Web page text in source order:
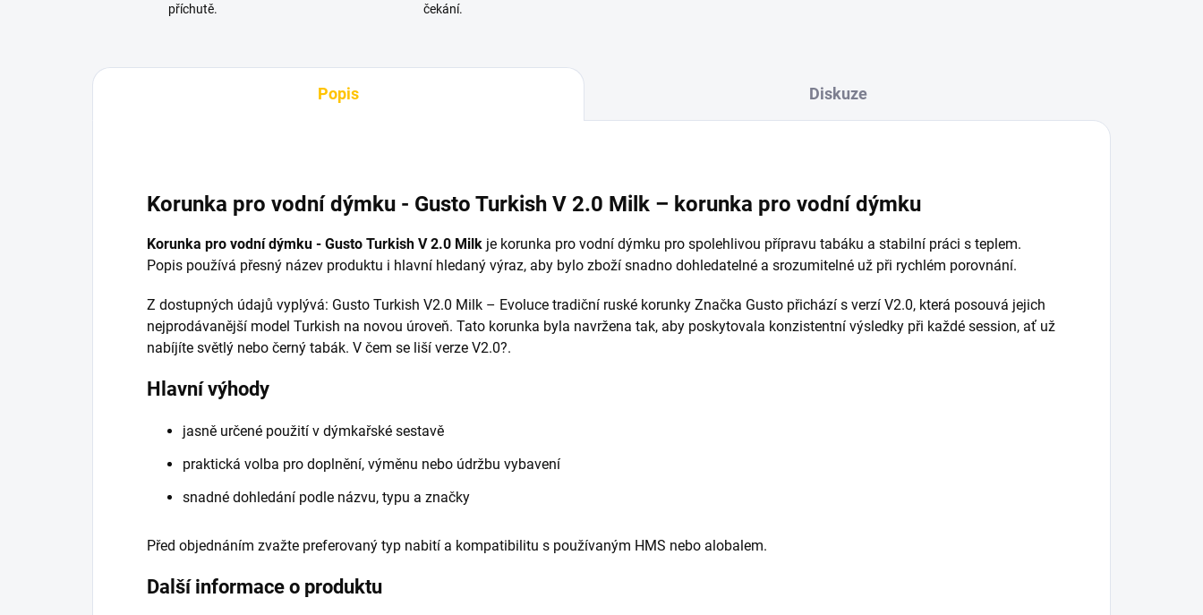
příchutě.
čekání.
Popis Diskuze
Korunka pro vodní dýmku - Gusto Turkish V 2.0 Milk – korunka pro vodní dýmku
Korunka pro vodní dýmku - Gusto Turkish V 2.0 Milk je korunka pro vodní dýmku pro spolehlivou přípravu tabáku a stabilní práci s teplem.
Popis používá přesný název produktu i hlavní hledaný výraz, aby bylo zboží snadno dohledatelné a srozumitelné už při rychlém porovnání.
Z dostupných údajů vyplývá: Gusto Turkish V2.0 Milk – Evoluce tradiční ruské korunky Značka Gusto přichází s verzí V2.0, která posouvá jejich
nejprodávanější model Turkish na novou úroveň. Tato korunka byla navržena tak, aby poskytovala konzistentní výsledky při každé session, ať už
nabíjíte světlý nebo černý tabák. V čem se liší verze V2.0?.
Hlavní výhody
jasně určené použití v dýmkařské sestavě
praktická volba pro doplnění, výměnu nebo údržbu vybavení
snadné dohledání podle názvu, typu a značky
Před objednáním zvažte preferovaný typ nabití a kompatibilitu s používaným HMS nebo alobalem.
Další informace o produktu